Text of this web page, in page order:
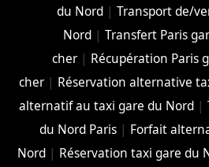
du Nord |Transport de/
Nord |Transfert Paris
cher | Récupération Paris
cher| Réservation alternative
alternatif au taxi gare du Nord|
du Nord Paris| Forfait
Nord | Réservation taxi gare du